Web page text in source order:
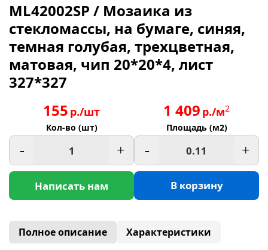
ML42002SP / Мозаика из
стекломассы, на бумаге, синяя,
темная голубая, трехцветная,
матовая, чип 20*20*4, лист
327*327
155 р./шт
Кол-во (шт)
- +
Написать нам
1 409 р./м2
Площадь (м2)
- +
В корзину
Полное описание
Характеристики